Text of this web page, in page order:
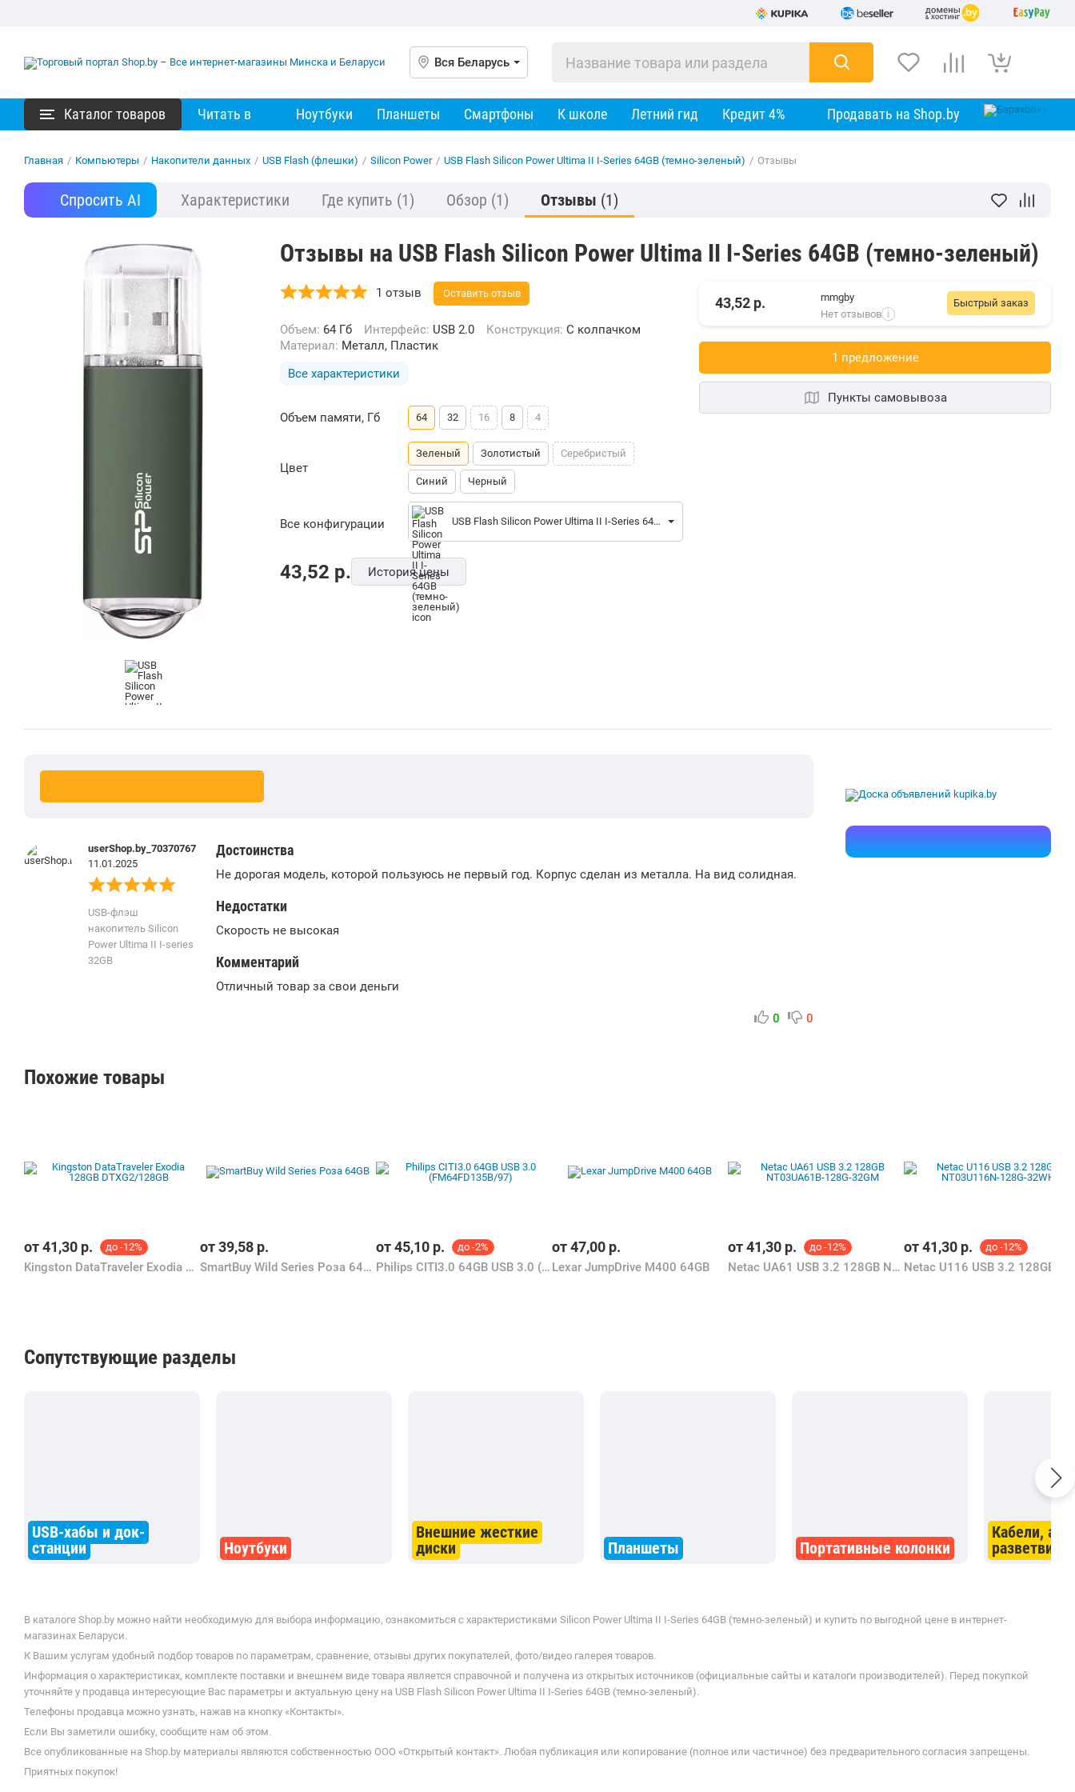
Вся Беларусь
Каталог товаров Читать в Ноутбуки Планшеты Смартфоны К школе Летний гид Кредит 4% Продавать на Shop.by
Главная / Компьютеры / Накопители данных / USB Flash (флешки) / Silicon Power / USB Flash Silicon Power Ultima II I-Series 64GB (темно-зеленый) / Отзывы
Спросить AI Характеристики Где купить (1) Обзор (1) Отзывы (1)
Отзывы на USB Flash Silicon Power Ultima II I-Series 64GB (темно-зеленый)
1 отзыв Оставить отзыв
Объем: 64 Гб Интерфейс: USB 2.0 Конструкция: С колпачком
Материал: Металл, Пластик
Все характеристики
Объем памяти, Гб 64 32 16 8 4
Цвет
Зеленый Золотистый Серебристый
Синий Черный
Все конфигурации USB Flash Silicon Power Ultima II I-Series 64GB (темно-зеленый)
43,52 p. История цены
Быстрый заказ
43,52 р.
mmgby
Нет отзывов i
1 предложениe
Пункты самовывоза
userShop.by_70370767
11.01.2025
USB-флэш
накопитель Silicon
Power Ultima II I-series
32GB
Достоинства
Не дорогая модель, которой пользуюсь не первый год. Корпус сделан из металла. На вид солидная.
Недостатки
Скорость не высокая
Комментарий
Отличный товар за свои деньги
0 0
Похожие товары
от41,30 р. до -12%
Kingston DataTraveler Exodia 128GB DTXG2/128GB
от39,58 р.
SmartBuy Wild Series Роза 64GB
от45,10 р. до -2%
Philips CITI3.0 64GB USB 3.0 (FM64FD135B/97)
от47,00 р.
Lexar JumpDrive M400 64GB
от41,30 р. до -12%
Netac UA61 USB 3.2 128GB NT03UA61B-128G-32GM
от41,30 р. до -12%
Сопутствующие разделы
USB-хабы и док-
станции
Ноутбуки
Внешние жесткие
диски
Планшеты Портативные колонки
Кабели,
В каталоге Shop.by можно найти необходимую для выбора информацию, ознакомиться с характеристиками Silicon Power Ultima II I-Series 64GB (темно-зеленый) и купить по выгодной цене в интернет-
магазинах Беларуси.
К Вашим услугам удобный подбор товаров по параметрам, сравнение, отзывы других покупателей, фото/видео галерея товаров.
Информация о характеристиках, комплекте поставки и внешнем виде товара является справочной и получена из открытых источников (официальные сайты и каталоги производителей). Перед покупкой
уточняйте у продавца интересующие Вас параметры и актуальную цену на USB Flash Silicon Power Ultima II I-Series 64GB (темно-зеленый).
Телефоны продавца можно узнать, нажав на кнопку «Контакты».
Если Вы заметили ошибку, сообщите нам об этом.
Все опубликованные на Shop.by материалы являются собственностью ООО «Открытый контакт». Любая публикация или копирование (полное или частичное) без предварительного согласия запрещены.
Приятных покупок!